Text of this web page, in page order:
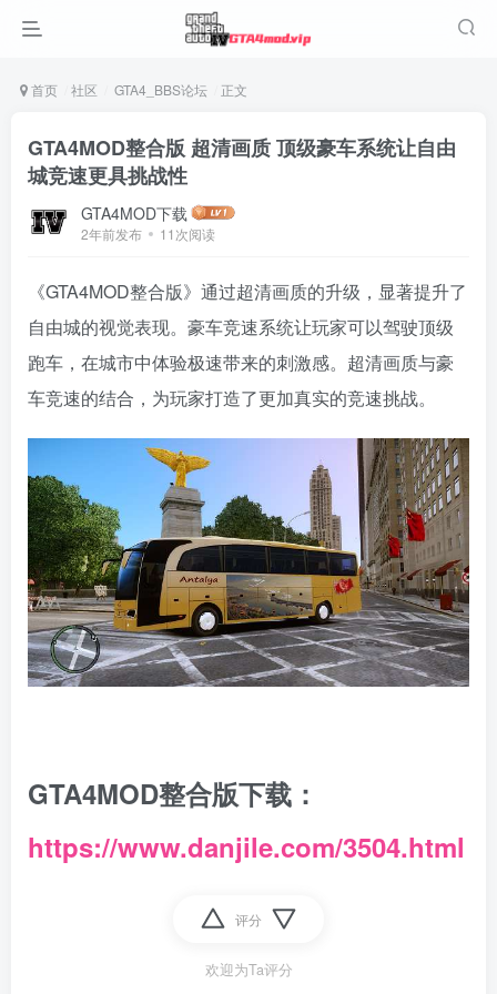
首页 社区 GTA4_BBS论坛 正文
GTA4MOD整合版 超清画质 顶级豪车系统让自由
城竞速更具挑战性
GTA4MOD下载
2年前发布 11次阅读
《GTA4MOD整合版》通过超清画质的升级，显著提升了
自由城的视觉表现。豪车竞速系统让玩家可以驾驶顶级
跑车，在城市中体验极速带来的刺激感。超清画质与豪
车竞速的结合，为玩家打造了更加真实的竞速挑战。
GTA4MOD整合版下载：
https://www.danjile.com/3504.html
评分
欢迎为Ta评分